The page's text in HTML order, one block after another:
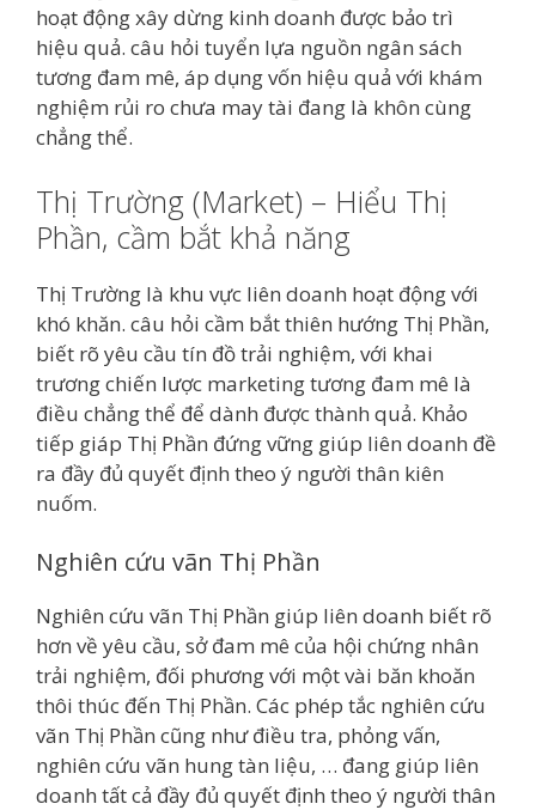
hoạt động xây dừng kinh doanh được bảo trì
hiệu quả. câu hỏi tuyển lựa nguồn ngân sách
tương đam mê, áp dụng vốn hiệu quả với khám
nghiệm rủi ro chưa may tài đang là khôn cùng
chẳng thể.
Thị Trường (Market) – Hiểu Thị
Phần, cầm bắt khả năng
Thị Trường là khu vực liên doanh hoạt động với
khó khăn. câu hỏi cầm bắt thiên hướng Thị Phần,
biết rõ yêu cầu tín đồ trải nghiệm, với khai
trương chiến lược marketing tương đam mê là
điều chẳng thể để dành được thành quả. Khảo
tiếp giáp Thị Phần đứng vững giúp liên doanh đề
ra đầy đủ quyết định theo ý người thân kiên
nuốm.
Nghiên cứu vãn Thị Phần
Nghiên cứu vãn Thị Phần giúp liên doanh biết rõ
hơn về yêu cầu, sở đam mê của hội chứng nhân
trải nghiệm, đối phương với một vài băn khoăn
thôi thúc đến Thị Phần. Các phép tắc nghiên cứu
vãn Thị Phần cũng như điều tra, phỏng vấn,
nghiên cứu vãn hung tàn liệu, … đang giúp liên
doanh tất cả đầy đủ quyết định theo ý người thân